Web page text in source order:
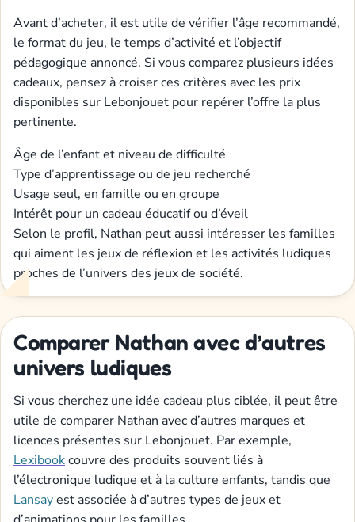
Avant d’acheter, il est utile de vérifier l’âge recommandé,
le format du jeu, le temps d’activité et l’objectif
pédagogique annoncé. Si vous comparez plusieurs idées
cadeaux, pensez à croiser ces critères avec les prix
disponibles sur Lebonjouet pour repérer l’offre la plus
pertinente.
Âge de l’enfant et niveau de difficulté
Type d’apprentissage ou de jeu recherché
Usage seul, en famille ou en groupe
Intérêt pour un cadeau éducatif ou d’éveil
Selon le profil, Nathan peut aussi intéresser les familles
qui aiment les jeux de réflexion et les activités ludiques
proches de l’univers des jeux de société.
Comparer Nathan avec d’autres
univers ludiques
Si vous cherchez une idée cadeau plus ciblée, il peut être
utile de comparer Nathan avec d’autres marques et
licences présentes sur Lebonjouet. Par exemple,
Lexibookcouvre des produits souvent liés à
l’électronique ludique et à la culture enfants, tandis que
Lansayest associée à d’autres types de jeux et